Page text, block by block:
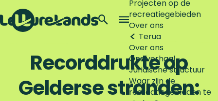
k
M
n
u
Projecten op de
recreatiegebieden
Over ons
Terug
Over ons
Ons verhaal
Juridische structuur
Waar zijn de
recreatiegebieden te
Recorddrukte op
Gelderse stranden: